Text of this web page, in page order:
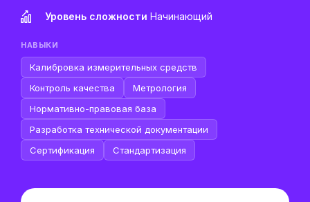
Уровень сложности Начинающий
НАВЫКИ
Калибровка измерительных средств
Контроль качества
Метрология
Нормативно-правовая база
Разработка технической документации
Сертификация
Стандартизация